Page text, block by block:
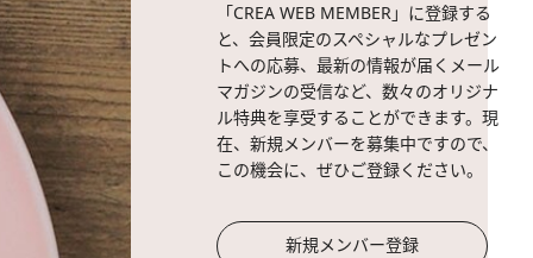
「CREA WEB MEMBER」に登録する
と、会員限定のスペシャルなプレゼン
トへの応募、最新の情報が届くメール
マガジンの受信など、数々のオリジナ
ル特典を享受することができます。現
在、新規メンバーを募集中ですので、
この機会に、ぜひご登録ください。
新規メンバー登録